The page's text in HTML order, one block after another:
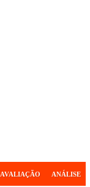
AVALIAÇÃO ANÁLISE